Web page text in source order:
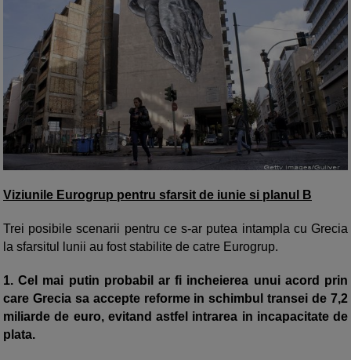
Viziunile Eurogrup pentru sfarsit de iunie si planul B
Trei posibile scenarii pentru ce s-ar putea intampla cu Grecia
la sfarsitul lunii au fost stabilite de catre Eurogrup.
1. Cel mai putin probabil ar fi incheierea unui acord prin
care Grecia sa accepte reforme in schimbul transei de 7,2
miliarde de euro, evitand astfel intrarea in incapacitate de
plata.